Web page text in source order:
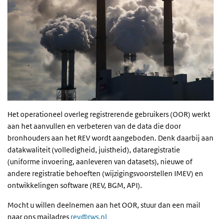
Het operationeel overleg registrerende gebruikers (OOR) werkt
aan het aanvullen en verbeteren van de data die door
bronhouders aan het REV wordt aangeboden. Denk daarbij aan
datakwaliteit (volledigheid, juistheid), dataregistratie
(uniforme invoering, aanleveren van datasets), nieuwe of
andere registratie behoeften (wijzigingsvoorstellen IMEV) en
ontwikkelingen software (REV, BGM, API).
Mocht u willen deelnemen aan het OOR, stuur dan een mail
naar ons mailadres rev@rws.nl